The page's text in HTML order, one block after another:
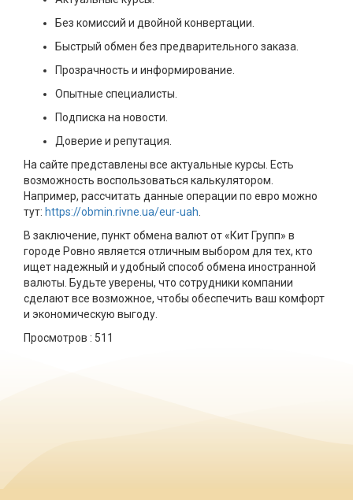
Без комиссий и двойной конвертации.
Быстрый обмен без предварительного заказа.
Прозрачность и информирование.
Опытные специалисты.
Подписка на новости.
Доверие и репутация.
На сайте представлены все актуальные курсы. Есть
возможность воспользоваться калькулятором.
Например, рассчитать данные операции по евро можно
тут: https://obmin.rivne.ua/eur-uah
В заключение, пункт обмена валют от «Кит Групп» в
городе Ровно является отличным выбором для тех, кто
ищет надежный и удобный способ обмена иностранной
валюты. Будьте уверены, что сотрудники компании
сделают все возможное, чтобы обеспечить ваш комфорт
и экономическую выгоду.
Просмотров : 511